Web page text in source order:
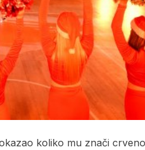
koliko mu znači